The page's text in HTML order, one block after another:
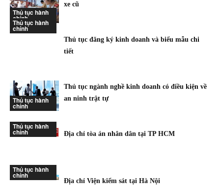
Thủ tục hành
chính
xe cũ
Thủ tục hành
chính
Thủ tục đăng ký kinh doanh và biểu mẫu chi
tiết
Thủ tục hành
chính
Thủ tục ngành nghề kinh doanh có điều kiện về
an ninh trật tự
Thủ tục hành
chính Địa chỉ tòa án nhân dân tại TP HCM
Thủ tục hành
chính
Địa chỉ Viện kiểm sát tại Hà Nội